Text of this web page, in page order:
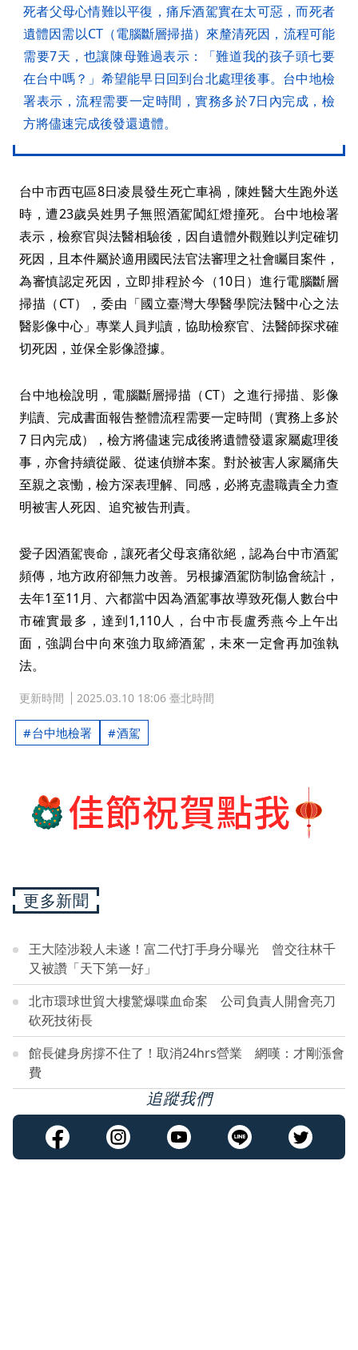
死者父母心情難以平復，痛斥酒駕實在太可惡，而死者
遺體因需以CT（電腦斷層掃描）來釐清死因，流程可能
需要7天，也讓陳母難過表示：「難道我的孩子頭七要
在台中嗎？」希望能早日回到台北處理後事。台中地檢
署表示，流程需要一定時間，實務多於7日內完成，檢
方將儘速完成後發還遺體。
台中市西屯區8日凌晨發生死亡車禍，陳姓醫大生跑外送
時，遭23歲吳姓男子無照酒駕闖紅燈撞死。台中地檢署
表示，檢察官與法醫相驗後，因自遺體外觀難以判定確切
死因，且本件屬於適用國民法官法審理之社會矚目案件，
為審慎認定死因，立即排程於今（10日）進行電腦斷層
掃描（CT），委由「國立臺灣大學醫學院法醫中心之法
醫影像中心」專業人員判讀，協助檢察官、法醫師探求確
切死因，並保全影像證據。
台中地檢說明，電腦斷層掃描（CT）之進行掃描、影像
判讀、完成書面報告整體流程需要一定時間（實務上多於
7 日內完成），檢方將儘速完成後將遺體發還家屬處理後
事，亦會持續從嚴、從速偵辦本案。對於被害人家屬痛失
至親之哀慟，檢方深表理解、同感，必將克盡職責全力查
明被害人死因、追究被告刑責。
愛子因酒駕喪命，讓死者父母哀痛欲絕，認為台中市酒駕
頻傳，地方政府卻無力改善。另根據酒駕防制協會統計，
去年1至11月、六都當中因為酒駕事故導致死傷人數台中
市確實最多，達到1,110人，台中市長盧秀燕今上午出
面，強調台中向來強力取締酒駕，未來一定會再加強執
法。
更新時間 2025.03.10 18:06 臺北時間
台中地檢署 酒駕
更多新聞
王大陸涉殺人未遂！富二代打手身分曝光 曾交往林千
又被讚「天下第一好」
北市環球世貿大樓驚爆喋血命案 公司負責人開會亮刀
砍死技術長
館長健身房撐不住了！取消24hrs營業 網嘆：才剛漲會
費
追蹤我們